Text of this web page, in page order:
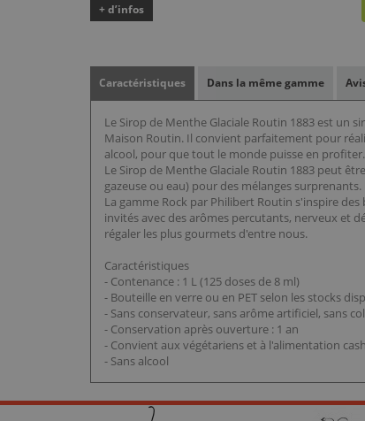
+ d’infos
Caractéristiques Dans la même gamme
Le Sirop de Menthe Glaciale Routin 1883 est un
Maison Routin. Il convient parfaitement pour
alcool, pour que tout le monde puisse en profiter.
Le Sirop de Menthe Glaciale Routin 1883 peut
gazeuse ou eau) pour des mélanges surprenants.
La gamme Rock par Philibert Routin s'inspire
invités avec des arômes percutants, nerveux et
régaler les plus gourmets d'entre nous.
Caractéristiques
- Contenance : 1 L (125 doses de 8 ml)
- Bouteille en verre ou en PET selon les stocks
- Sans conservateur, sans arôme artificiel, sans
- Conservation après ouverture : 1 an
- Convient aux végétariens et à l'alimentation
- Sans alcool